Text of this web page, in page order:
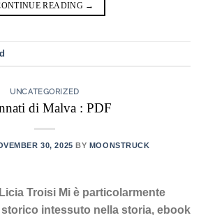
READING →
UNCATEGORIZED
di Malva : PDF
30, 2025 BY MOONSTRUCK
Troisi Mi è particolarmente
storico intessuto nella storia, ebook